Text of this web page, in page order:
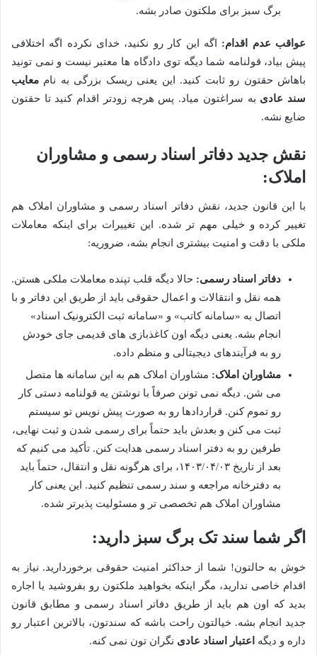
برگ سبز برای ملکتون صادر بشه.
عواقب عدم اقدام: اگه این کار رو نکنید، خدای نکرده اگه اختلافی
پیش بیاد، قولنامه شما دیگه توی دادگاه ها معتبر نیست و نمی تونید
باهاش حقتون رو ثابت کنید. این یعنی ریسک بزرگی به نام معایب
سند عادی به سراغتون میاد. پس هرچه زودتر اقدام کنید تا حقتون
ضایع نشه.
نقش جدید دفاتر اسناد رسمی و مشاوران
املاک:
با این قانون جدید، نقش دفاتر اسناد رسمی و مشاوران املاک هم
تغییر کرده و خیلی مهم تر شده. این تغییرات برای اینکه معاملات
ملکی با دقت و امنیت بیشتری انجام بشه، ضروریه:
دفاتر اسناد رسمی: حالا دیگه قلب تپنده معاملات ملکی هستن.
همه نقل و انتقالات و اعمال حقوقی باید از طریق این دفاتر و با
اتصال به «سامانه کاتب» و «سامانه ثبت الکترونیک اسناد»
انجام بشه. یعنی دیگه اون کاغذبازی های قدیمی جای خودش
رو به فرآیندهای دیجیتالی و منظم داده.
مشاوران املاک: مشاوران املاک هم به این سامانه ها متصل
می شن. دیگه نمی تونن صرفاً با نوشتن یه قولنامه دستی کار
رو تموم کنن. قراردادها رو به صورت پیش نویس تو سیستم
ثبت می کنن و بعدش باید حتماً برای رسمی شدن و ثبت نهایی،
طرفین رو به دفتر اسناد رسمی هدایت کنن. تأکید می کنیم که
بعد از تاریخ ۱۴۰۳/۰۴/۰۳، برای هرگونه نقل و انتقال، حتماً باید
به دفترخانه مراجعه و سند رسمی تنظیم کنید. این یعنی کار
مشاوران املاک هم تخصصی تر و مسئولیت پذیرتر شده.
اگر شما سند تک برگ سبز دارید:
خوش به حالتون! شما از حداکثر امنیت حقوقی برخوردارید. نیاز به
اقدام خاصی ندارید، مگر اینکه بخواهید ملکتون رو بفروشید یا اجاره
بدید که اون هم باید از طریق دفاتر اسناد رسمی و مطابق قانون
جدید انجام بشه. خیالتون راحت باشه که سندتون، بالاترین اعتبار رو
داره و دیگه
اعتبار اسناد عادی نگران تون نمی کنه.